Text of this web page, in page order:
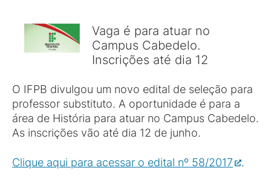
Vaga é para atuar no
Campus Cabedelo.
Inscrições até dia 12
O IFPB divulgou um novo edital de seleção para
professor substituto. A oportunidade é para a
área de História para atuar no Campus Cabedelo.
As inscrições vão até dia 12 de junho.
Clique aqui para acessar o edital nº 58/2017 .